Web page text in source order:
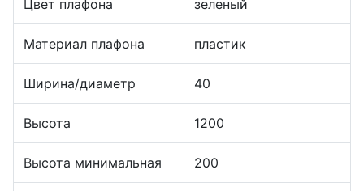
Цвет плафона зеленый
Материал плафона пластик
Ширина/диаметр 40
Высота 1200
Высота минимальная 200